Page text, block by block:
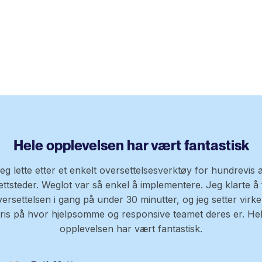
Hele opplevelsen har vært fantastisk
lette etter et enkelt oversettelsesverktøy for hundrevis
Weglot var så enkel å implementere. Jeg klarte å
i gang på under 30 minutter, og jeg setter
på hvor hjelpsomme og responsive teamet deres er.
opplevelsen har vært fantastisk.